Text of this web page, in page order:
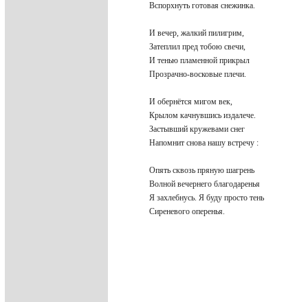
Вспорхнуть готовая снежинка.
И вечер, жалкий пилигрим,
Затеплил пред тобою свечи,
И тенью пламенной прикрыл
Прозрачно-восковые плечи.
И обернётся мигом век,
Крылом качнувшись издалече.
Застывший кружевами снег
Напомнит снова нашу встречу :
Опять сквозь пряную шагрень
Волной вечернего благодаренья
Я захлебнусь. Я буду просто тень
Сиреневого оперенья.